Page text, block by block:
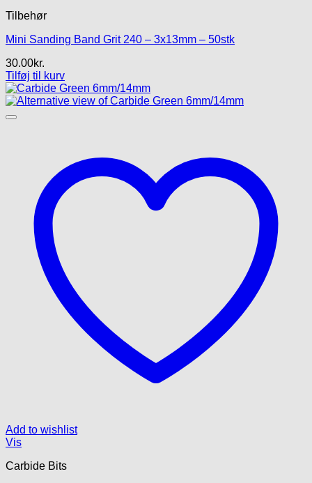
Tilbehør
Mini Sanding Band Grit 240 – 3x13mm – 50stk
30.00kr.
Tilføj til kurv
Add to wishlist
Vis
Carbide Bits